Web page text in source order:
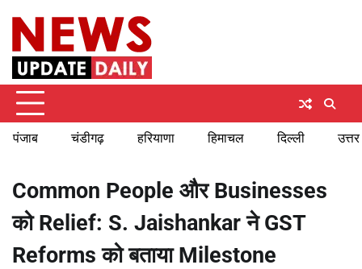
content
पंजाब चंडीगढ़ हरियाणा हिमाचल दिल्ली
Common People और Businesses
को Relief: S. Jaishankar ने GST
Reforms को बताया Milestone